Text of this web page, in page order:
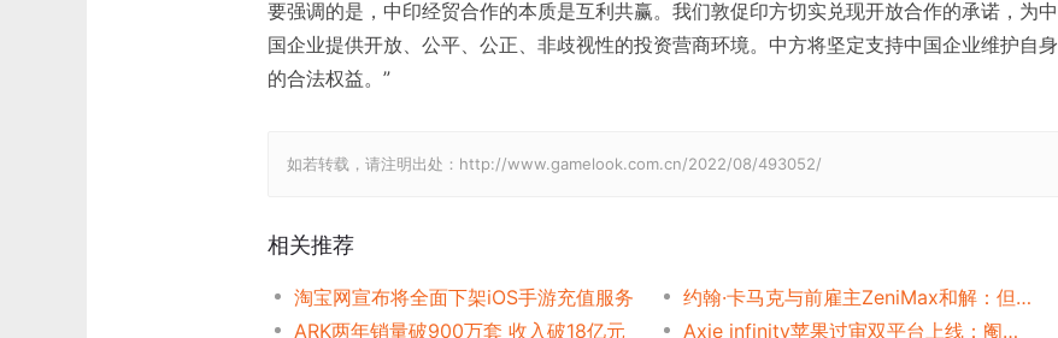
要强调的是，中印经贸合作的本质是互利共赢。我们敦促印方切实兑现开放合作的承诺，为中
国企业提供开放、公平、公正、非歧视性的投资营商环境。中方将坚定支持中国企业维护自身
的合法权益。”
如若转载，请注明出处：http://www.gamelook.com.cn/2022/08/493052/
相关推荐
淘宝网宣布将全面下架iOS手游充值服务
约翰·卡马克与前雇主ZeniMax和解：但Oculus纠纷案仍未决
ARK两年销量破900万套 收入破18亿元
Axie infinity苹果过审双平台上线：阉割Web3后，还有几成竞争力？